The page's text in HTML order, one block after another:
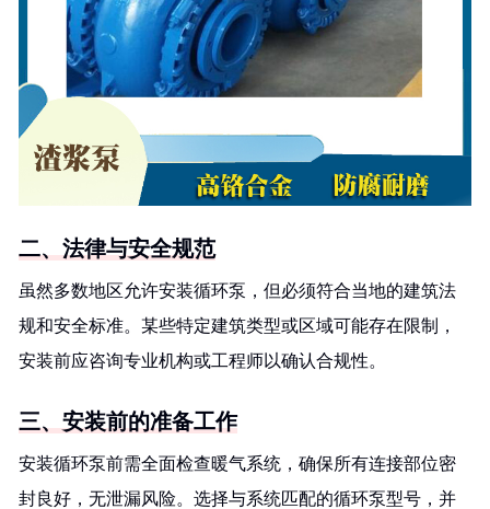
二、法律与安全规范
虽然多数地区允许安装循环泵，但必须符合当地的建筑法
规和安全标准。某些特定建筑类型或区域可能存在限制，
安装前应咨询专业机构或工程师以确认合规性。
三、安装前的准备工作
安装循环泵前需全面检查暖气系统，确保所有连接部位密
封良好，无泄漏风险。选择与系统匹配的循环泵型号，并